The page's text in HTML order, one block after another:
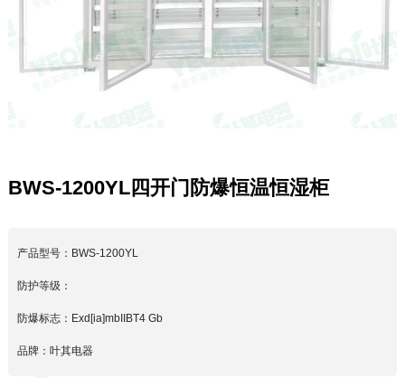
BWS-1200YL四开门防爆恒温恒湿柜
产品型号：BWS-1200YL
防护等级：
防爆标志：Exd[ia]mbIIBT4 Gb
品牌：叶其电器